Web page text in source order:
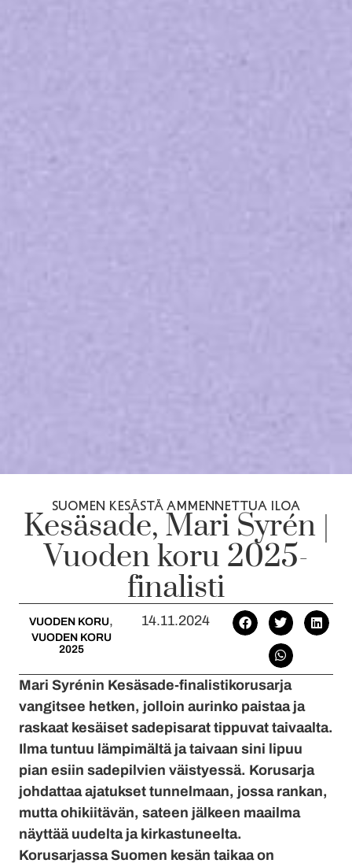
SUOMEN KESÄSTÄ AMMENNETTUA ILOA
Kesäsade, Mari Syrén |
Vuoden koru 2025-
finalisti
VUODEN KORU,
VUODEN KORU
2025
14.11.2024
Mari Syrénin Kesäsade-finalistikorusarja
vangitsee hetken, jolloin aurinko paistaa ja
raskaat kesäiset sadepisarat tippuvat taivaalta.
Ilma tuntuu lämpimältä ja taivaan sini lipuu
pian esiin sadepilvien väistyessä. Korusarja
johdattaa ajatukset tunnelmaan, jossa rankan,
mutta ohikiitävän, sateen jälkeen maailma
näyttää uudelta ja kirkastuneelta.
Korusarjassa Suomen kesän taikaa on